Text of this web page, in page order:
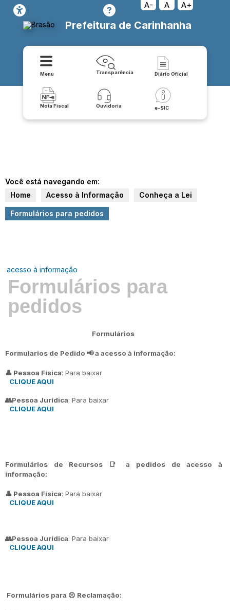
A- A A+
Prefeitura de Carinhanha
Menu Transparência Diário Oficial
Nota Fiscal Ouvidoria e-SIC
Você está navegando em:
Home
Acesso à Informação Conheça a Lei
Formulários para pedidos
acesso à informação
Formulários para
pedidos
Formulários
Formularios de Pedido 📢 a acesso à informação:
👤 Pessoa Física: Para baixar
CLIQUE AQUI
👥Pessoa Jurídica: Para baixar
CLIQUE AQUI
Formulários de Recursos 📑 a pedidos de acesso à
informação:
👤 Pessoa Física: Para baixar
CLIQUE AQUI
👥Pessoa Jurídica: Para baixar
CLIQUE AQUI
Formulários para 😣 Reclamação: